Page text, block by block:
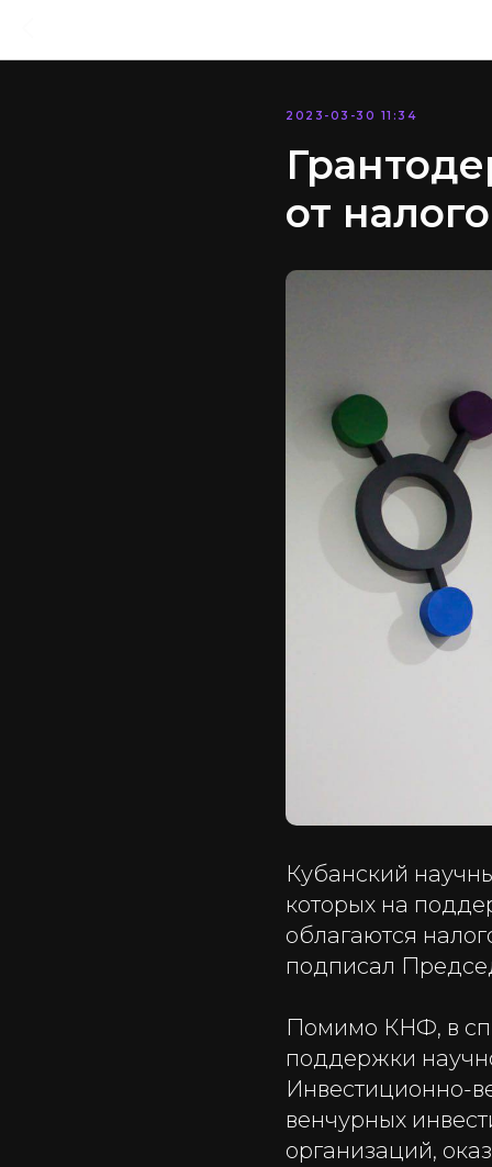
2023-03-30 11:34
от
Кубанский
которых на
облагаются
подписал
Помимо КНФ, в
поддержки
Инвестиционно-
венчурных
организаций,